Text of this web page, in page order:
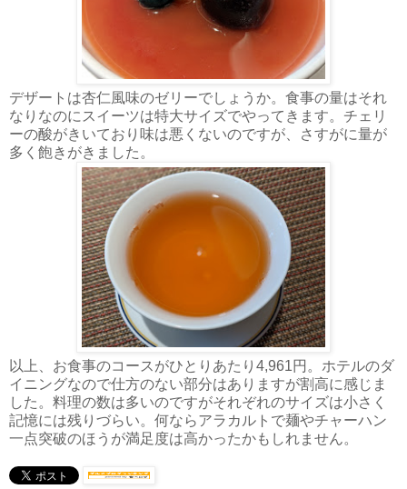
デザートは杏仁風味のゼリーでしょうか。食事の量はそれ
なりなのにスイーツは特大サイズでやってきます。チェリ
ーの酸がきいており味は悪くないのですが、さすがに量が
多く飽きがきました。
以上、お食事のコースがひとりあたり4,961円。ホテルのダ
イニングなので仕方のない部分はありますが割高に感じま
した。料理の数は多いのですがそれぞれのサイズは小さく
記憶には残りづらい。何ならアラカルトで麺やチャーハン
一点突破のほうが満足度は高かったかもしれません。